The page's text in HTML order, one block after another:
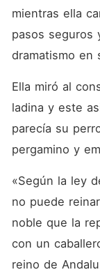
mientras ella
pasos seguros
dramatismo en
Ella miró al
ladina y este
parecía su
pergamino y
«Según la ley
no puede
noble que la
con un
reino de